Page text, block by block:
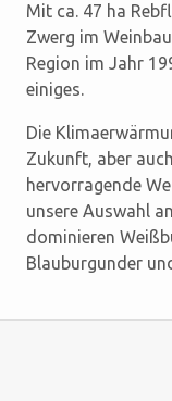
Mit ca. 47 ha
Zwerg im
Region im Jahr
einiges.
Die
Zukunft, aber
hervorragende
unsere Auswahl
dominieren
Blauburgunder